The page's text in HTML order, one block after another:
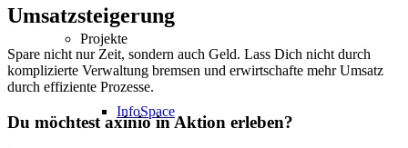
Projekte
InfoSpace
Umsatzsteigerung
Spare nicht nur Zeit, sondern auch Geld. Lass Dich nicht durch
komplizierte Verwaltung bremsen und erwirtschafte mehr Umsatz
durch effiziente Prozesse.
Du möchtest axinio in Aktion erleben?